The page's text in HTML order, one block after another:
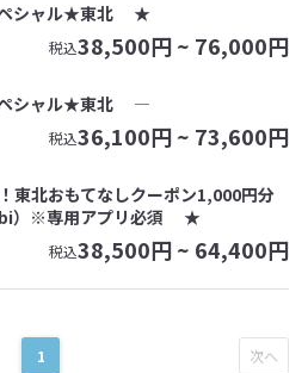
ペシャル★東北 ★
税込38,500円 ~ 76,000円
ペシャル★東北 ―
税込36,100円 ~ 73,600円
東北おもてなしクーポン1,000円分
）※専用アプリ必須 ★
税込38,500円 ~ 64,400円
1